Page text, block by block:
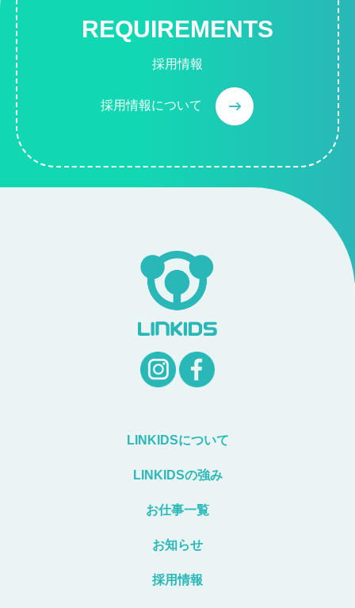
REQUIREMENTS
採用情報
採用情報について
LINKIDSについて
LINKIDSの強み
お仕事一覧
お知らせ
採用情報